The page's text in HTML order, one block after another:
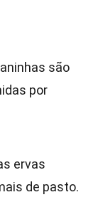
são
por
ervas
de pasto.